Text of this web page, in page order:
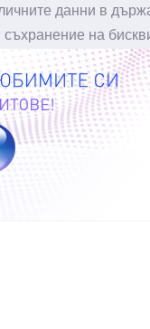
данни в
на